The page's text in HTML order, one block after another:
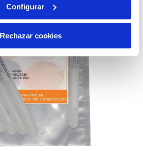
Configurar
Rechazar cookies